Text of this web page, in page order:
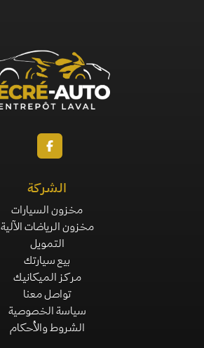
الشركة
مخزون السيارات
مخزون الرياضات الآلية
التمويل
بيع سيارتك
مركز الميكانيك
تواصل معنا
سياسة الخصوصية
الشروط والأحكام